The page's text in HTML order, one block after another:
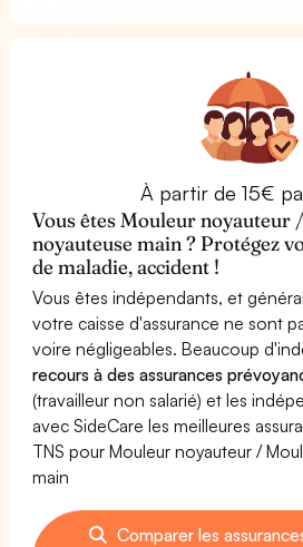
À partir de 15€
Vous êtes Mouleur noyauteur
noyauteuse main ? Protégez
de maladie, accident !
Vous êtes indépendants, et
votre caisse d'assurance ne sont
voire négligeables. Beaucoup
recours à des assurances
(travailleur non salarié) et les
avec SideCare les meilleures
TNS pour Mouleur noyauteur /
main
Comparer les